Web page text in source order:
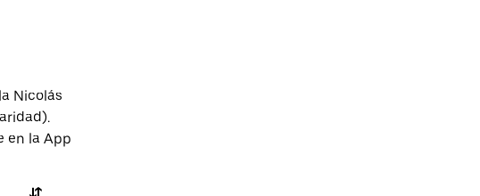
Nicolás
en la App